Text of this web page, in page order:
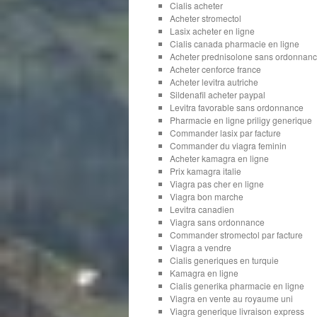
Cialis acheter
Acheter stromectol
Lasix acheter en ligne
Cialis canada pharmacie en ligne
Acheter prednisolone sans
Acheter cenforce france
Acheter levitra autriche
Sildenafil acheter paypal
Levitra favorable sans ordonnance
Pharmacie en ligne priligy generique
Commander lasix par facture
Commander du viagra feminin
Acheter kamagra en ligne
Prix kamagra italie
Viagra pas cher en ligne
Viagra bon marche
Levitra canadien
Viagra sans ordonnance
Commander stromectol par facture
Viagra a vendre
Cialis generiques en turquie
Kamagra en ligne
Cialis generika pharmacie en ligne
Viagra en vente au royaume uni
Viagra generique livraison express